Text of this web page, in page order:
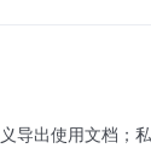
导出使用文档；